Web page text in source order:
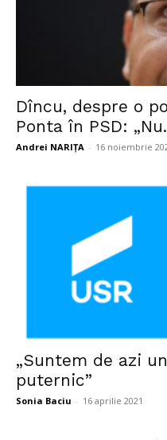
Dîncu, despre o
Ponta în PSD:
Andrei NARIȚA - 16 noiembrie
„Suntem de azi
puternic”
Sonia Baciu - 16 aprilie 2021